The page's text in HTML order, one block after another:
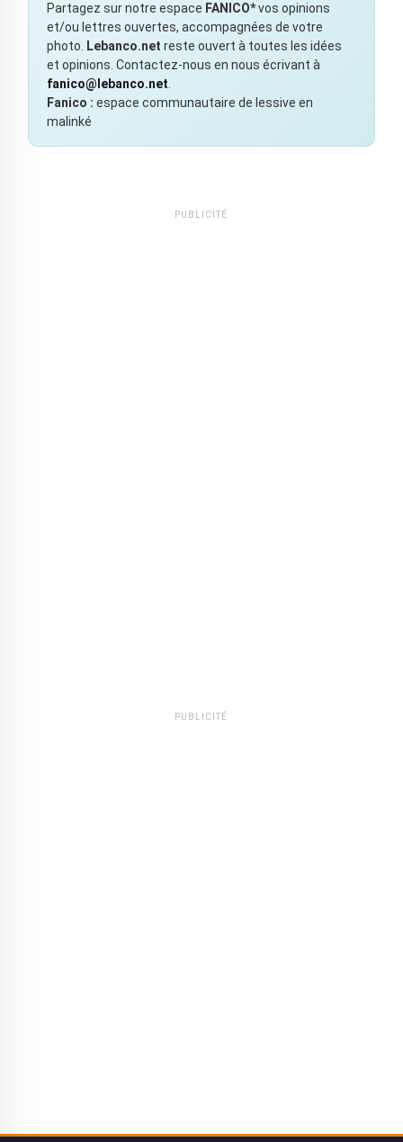
Partagez sur notre espace FANICO*vos opinions
et/ou lettres ouvertes, accompagnées de votre
photo.
Lebanco.net reste ouvert à toutes les idées
et opinions. Contactez-nous en nous écrivant à
fanico@lebanco.net
Fanico : espace communautaire de lessive en
malinké
PUBLICITÉ
PUBLICITÉ